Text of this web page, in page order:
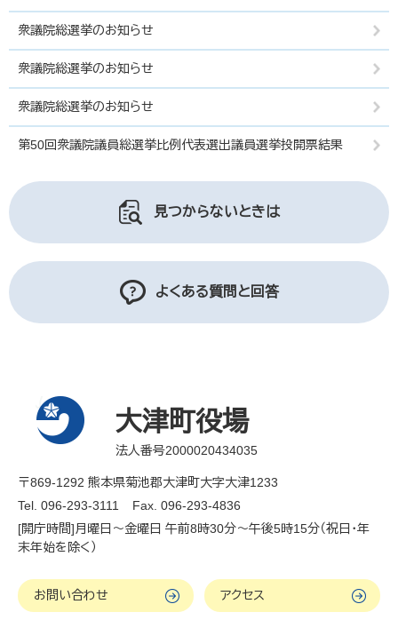
衆議院総選挙のお知らせ
衆議院総選挙のお知らせ
衆議院総選挙のお知らせ
第50回衆議院議員総選挙比例代表選出議員選挙投開票結果
見つからないときは
よくある質問と回答
大津町役場
法人番号2000020434035
〒869-1292 熊本県菊池郡大津町大字大津1233
Tel. 096-293-3111
Fax. 096-293-4836
[開庁時間]月曜日～金曜日 午前8時30分～午後5時15分（祝日・年
末年始を除く）
お問い合わせ アクセス